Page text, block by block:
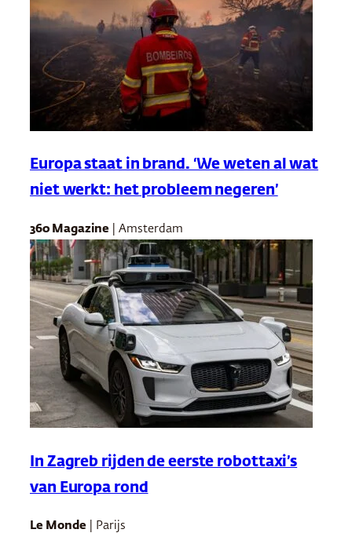
Europa staat in brand. ‘We weten al wat
niet werkt: het probleem negeren’
360 Magazine | Amsterdam
In Zagreb rijden de eerste robottaxi’s
van Europa rond
Le Monde | Parijs